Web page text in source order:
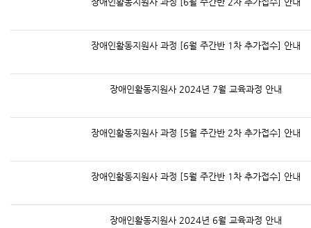
장애인활동지원사 과정 [6월 주간반 1차 추가접수] 안내
장애인활동지원사 2024년 7월 교육과정 안내
장애인활동지원사 과정 [5월 주간반 2차 추가접수] 안내
장애인활동지원사 과정 [5월 주간반 1차 추가접수] 안내
장애인활동지원사 2024년 6월 교육과정 안내